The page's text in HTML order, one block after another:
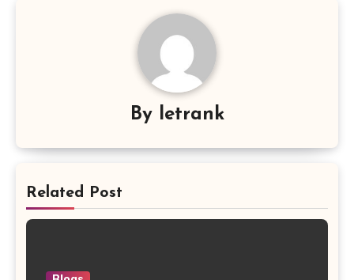
By letrank
Related Post